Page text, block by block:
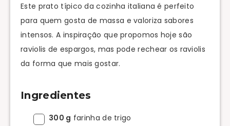
Este prato típico da cozinha italiana é perfeito
para quem gosta de massa e valoriza sabores
intensos. A inspiração que propomos hoje são
raviolis de espargos, mas pode rechear os raviolis
da forma que mais gostar.
Ingredientes
300 g farinha de trigo